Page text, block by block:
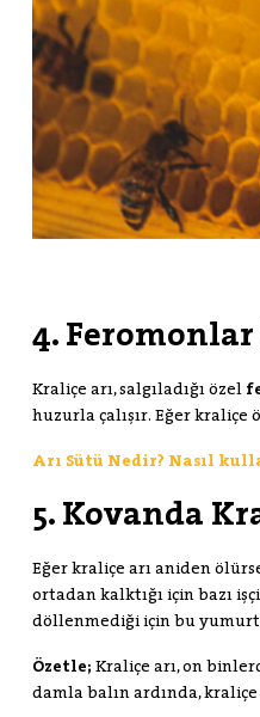
4. Feromonlar
Kraliçe arı, salgıladığı özel
huzurla çalışır. Eğer
Arı Sütü Nedir? Nasıl
5. Kovanda
Eğer kraliçe arı aniden
ortadan kalktığı için bazı
döllenmediği için bu
Özetle; Kraliçe arı, on
damla balın ardında,